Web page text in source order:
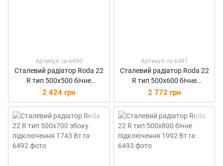
Артикул: ra-6490
Сталевий радіатор Roda 22
R тип 500х500 бічне
підключення 1245 Вт
2 424 грн
Артикул: ra-6491
Сталевий радіатор Roda 22
R тип 500х600 бічне
підключення 1495 Вт
2 772 грн